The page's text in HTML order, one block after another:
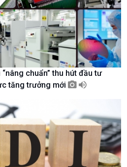
Thời sự 21h30
Bản tin
Chuyên mục
Theo dòng Thời sự
chuẩn” thu hút đầu tư
tăng trưởng mới